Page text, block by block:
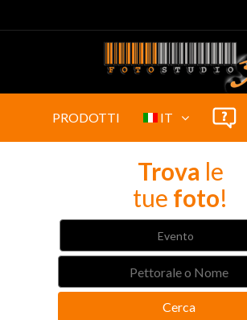
PRODOTTI IT
Trova le
tue foto!
Evento
Cerca